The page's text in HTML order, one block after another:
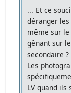
... Et ce
déranger les
même sur
gênant sur
secondaire ?
Les
LV quand